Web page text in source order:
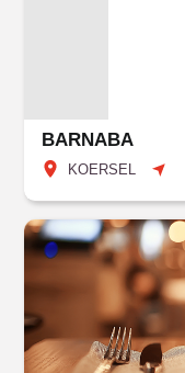
BARNABA
KOERSEL